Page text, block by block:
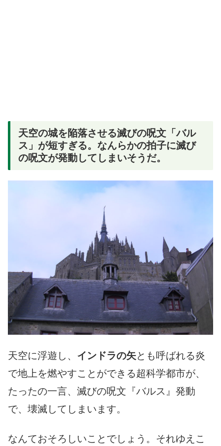
天空の城を陥落させる滅びの呪文「バル
ス」が短すぎる。なんらかの拍子に滅び
の呪文が発動してしまいそうだ。
天空に浮遊し、 インドラの矢とも呼ばれる炎
で地上を燃やすことができる超科学都市が、
たったの一言、滅びの呪文『バルス』発動
で、壊滅してしまいます。
なんておそろしいことでしょう。それゆえこ